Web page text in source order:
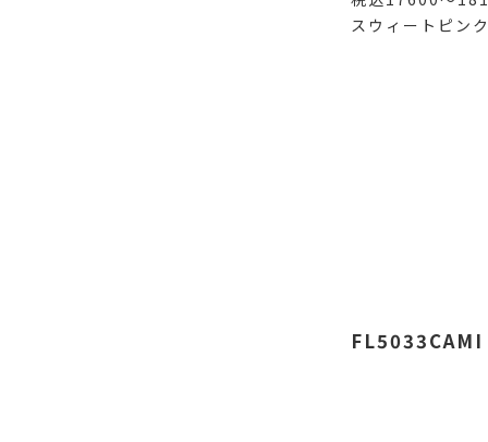
スウィートピン
FL5033CAMI